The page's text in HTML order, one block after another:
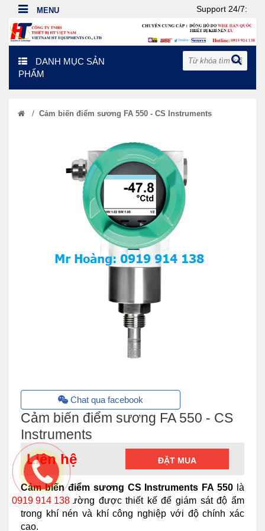
Support 24/7:
DANH MỤC SẢN
PHẨM
/ Cảm biến điểm sương FA 550 - CS Instruments
Chat qua facebook
Cảm biến điểm sương FA 550 - CS
Instruments
Liên hệ ĐẶT MUA
Cảm biến điểm sương CS Instruments FA 550 là
thiết bị đo lường được thiết kế để giám sát độ ẩm
trong khí nén và khí công nghiệp với độ chính xác
cao.
0919 914 138